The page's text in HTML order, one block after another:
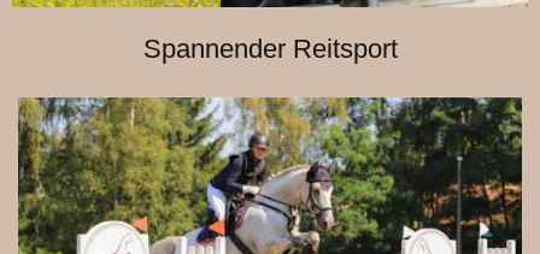
Spannender Reitsport